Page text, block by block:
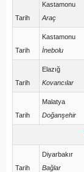
Tarih
Kastamonu
Araç
Tarih
Kastamonu
İnebolu
Tarih
Elazığ
Kovancılar
Tarih
Malatya
Doğanşehir
Tarih
Diyarbakır
Bağlar